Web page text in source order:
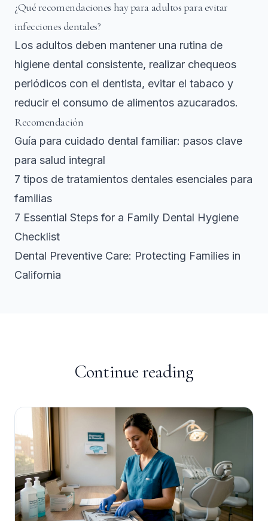
¿Qué recomendaciones hay para adultos para evitar
infecciones dentales?
Los adultos deben mantener una rutina de
higiene dental consistente, realizar chequeos
periódicos con el dentista, evitar el tabaco y
reducir el consumo de alimentos azucarados.
Recomendación
Guía para cuidado dental familiar: pasos clave
para salud integral
7 tipos de tratamientos dentales esenciales para
familias
7 Essential Steps for a Family Dental Hygiene
Checklist
Dental Preventive Care: Protecting Families in
California
Continue reading